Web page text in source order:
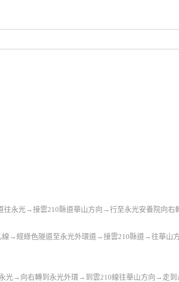
永光→接雲210縣道華山方向→行至永光安養院向右
→經綠色隧道至永光外環道→接雲210縣道→往華山
光→向右轉到永光外環→到雲210線往華山方向→走到